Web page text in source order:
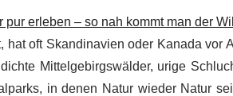
erleben – so nah kommt man der
hat oft Skandinavien oder Kanada
Mittelgebirgswälder, urige
in denen Natur wieder Natur